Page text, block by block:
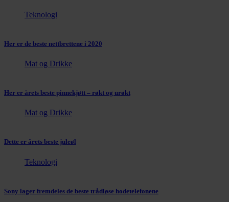
Teknologi
Her er de beste nettbrettene i 2020
Mat og Drikke
Her er årets beste pinnekjøtt – røkt og urøkt
Mat og Drikke
Dette er årets beste juleøl
Teknologi
Sony lager fremdeles de beste trådløse hodetelefonene